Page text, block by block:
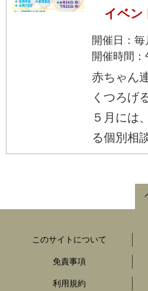
イベン
開催日：毎
開催時間
赤ちゃん
くつろげ
５月には
る個別相
このサイトについて
免責事項
利用規約